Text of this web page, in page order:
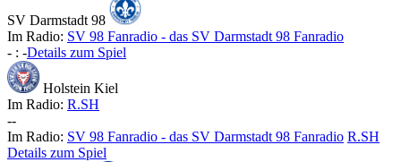
SV Darmstadt 98
Im Radio: SV 98 Fanradio - das SV Darmstadt 98 Fanradio
- : -Details zum Spiel
Holstein Kiel
Im Radio: R.SH
--
Im Radio: SV 98 Fanradio - das SV Darmstadt 98 Fanradio R.SH
Details zum Spiel